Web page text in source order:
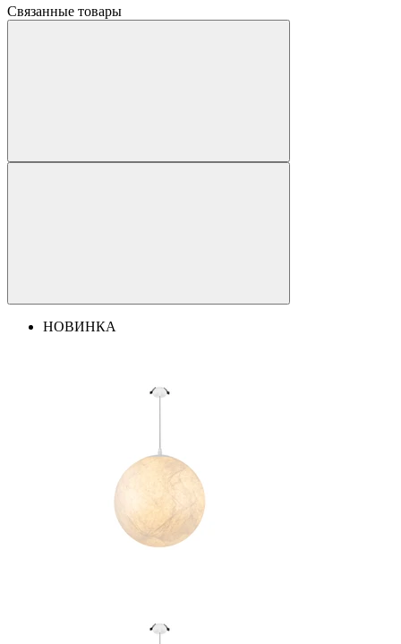
Связанные товары
НОВИНКА